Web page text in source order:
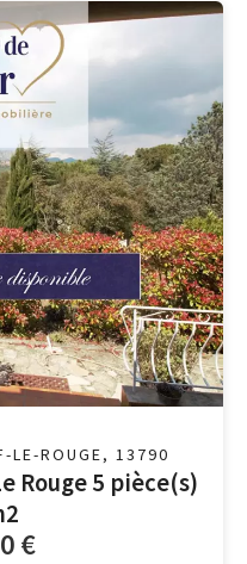
LE-ROUGE, 13790
Rouge 5 pièce(s)
€